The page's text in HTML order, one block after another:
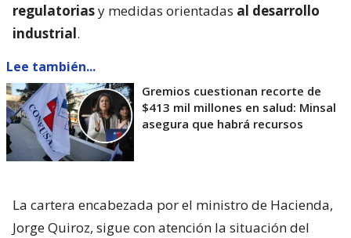
regulatoriasy medidas orientadas al desarrollo
industrial.
Lee también...
Gremios cuestionan recorte de
$413 mil millones en salud: Minsal
asegura que habrá recursos
La cartera encabezada por el ministro de Hacienda,
Jorge Quiroz, sigue con atención la situación del